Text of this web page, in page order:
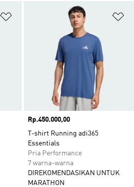
Tambahkan ke Wishlist
Harga
Rp.450.000,00
T-shirt Running adi365
Essentials
Pria Performance
7 warna-warna
DIREKOMENDASIKAN UNTUK
MARATHON